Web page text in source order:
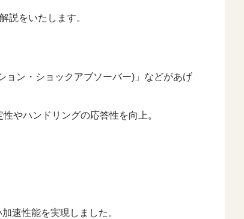
説をいたします。
ョン・ショックアブソーバー)」などがあげ
やハンドリングの応答性を向上。
速性能を実現しました。